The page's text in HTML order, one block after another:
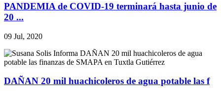
PANDEMIA de COVID-19 terminará hasta junio de
20 ...
09 Jul, 2020
DAÑAN 20 mil huachicoleros de agua potable las f